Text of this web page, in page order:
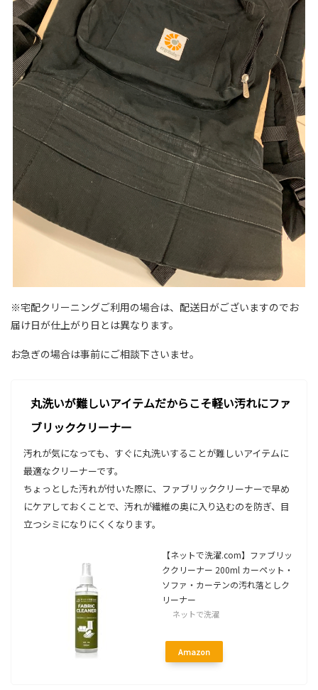
※宅配クリーニングご利用の場合は、配送日がございますのでお
届け日が仕上がり日とは異なります。
お急ぎの場合は事前にご相談下さいませ。
丸洗いが難しいアイテムだからこそ軽い汚れにファ
ブリッククリーナー
汚れが気になっても、すぐに丸洗いすることが難しいアイテムに
最適なクリーナーです。
ちょっとした汚れが付いた際に、ファブリッククリーナーで早め
にケアしておくことで、汚れが繊維の奥に入り込むのを防ぎ、目
立つシミになりにくくなります。
【ネットで洗濯.com】ファブリッ
ククリーナー 200ml カーペット・
ソファ・カーテンの汚れ落としク
リーナー
ネットで洗濯
Amazon